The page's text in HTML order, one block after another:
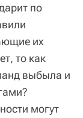
по
их
то как
выбыла и
могут